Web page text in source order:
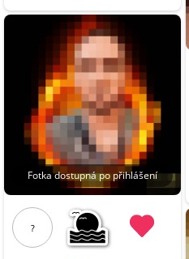
Fotka dostupná po přihlášení
?